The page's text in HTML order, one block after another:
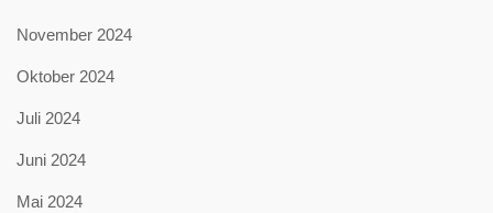
November 2024
Oktober 2024
Juli 2024
Juni 2024
Mai 2024